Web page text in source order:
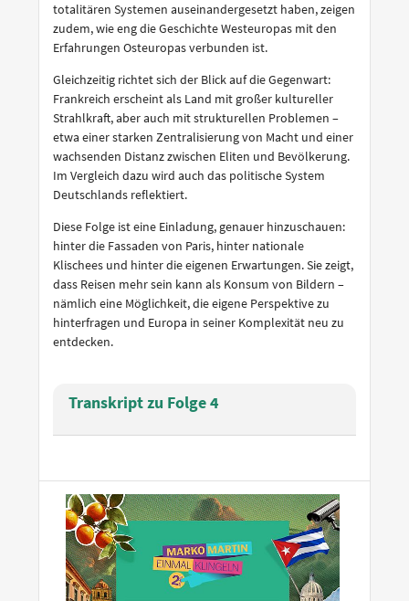
totalitären Systemen auseinandergesetzt haben, zeigen
zudem, wie eng die Geschichte Westeuropas mit den
Erfahrungen Osteuropas verbunden ist.
Gleichzeitig richtet sich der Blick auf die Gegenwart:
Frankreich erscheint als Land mit großer kultureller
Strahlkraft, aber auch mit strukturellen Problemen –
etwa einer starken Zentralisierung von Macht und einer
wachsenden Distanz zwischen Eliten und Bevölkerung.
Im Vergleich dazu wird auch das politische System
Deutschlands reflektiert.
Diese Folge ist eine Einladung, genauer hinzuschauen:
hinter die Fassaden von Paris, hinter nationale
Klischees und hinter die eigenen Erwartungen. Sie zeigt,
dass Reisen mehr sein kann als Konsum von Bildern –
nämlich eine Möglichkeit, die eigene Perspektive zu
hinterfragen und Europa in seiner Komplexität neu zu
entdecken.
Transkript zu Folge 4